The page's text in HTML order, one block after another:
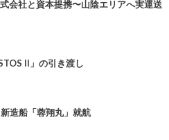
会社と資本提携〜山陰エリアへ実運送
II」の引き渡し
造船「蓉翔丸」就航